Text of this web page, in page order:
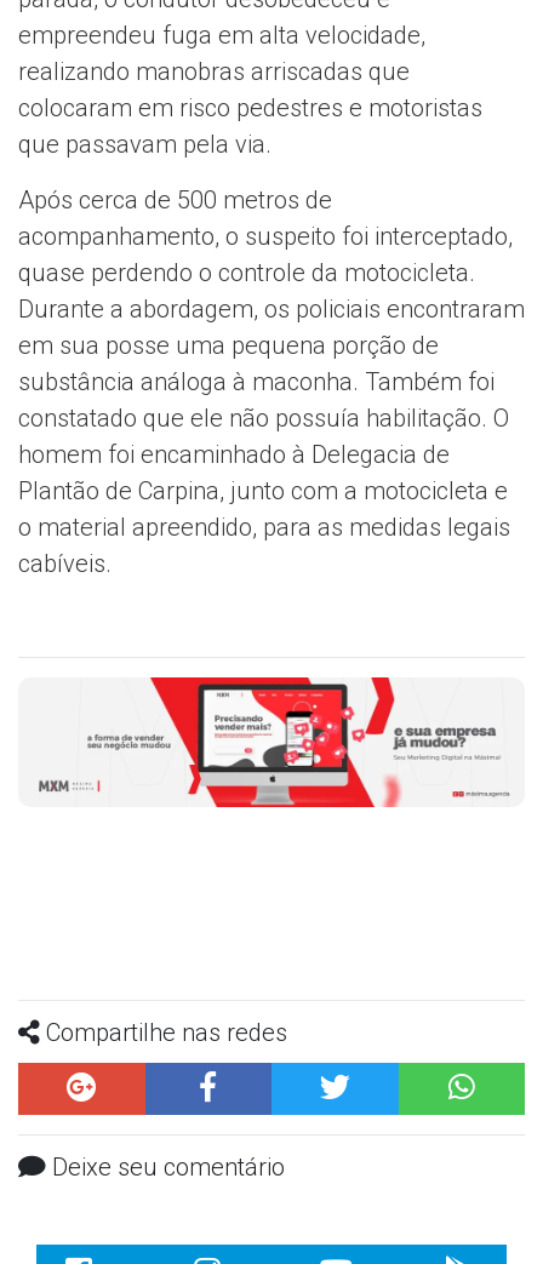
empreendeu fuga em alta velocidade,
realizando manobras arriscadas que
colocaram em risco pedestres e motoristas
que passavam pela via.
Após cerca de 500 metros de
acompanhamento, o suspeito foi interceptado,
quase perdendo o controle da motocicleta.
Durante a abordagem, os policiais encontraram
em sua posse uma pequena porção de
substância análoga à maconha. Também foi
constatado que ele não possuía habilitação. O
homem foi encaminhado à Delegacia de
Plantão de Carpina, junto com a motocicleta e
o material apreendido, para as medidas legais
cabíveis.
Compartilhe nas redes
Deixe seu comentário